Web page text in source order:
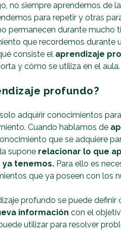
no siempre aprendemos de
para repetir y otras
permanecen durante mucho
que recordemos durante
consiste el aprendizaje
y cómo se utiliza en el aula.
profundo?
adquirir conocimientos
Cuando hablamos de
que se adquiere
supone relacionar lo que
tenemos. Para ello es
que ya poseen con los
profundo se puede definir
información con el
utilizar para resolver